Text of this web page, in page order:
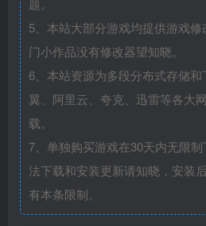
5、本站大部分游戏均提供游戏
门小作品没有修改器望知晓。
6、本站资源为多段分布式存储
翼、阿里云、夸克、迅雷等各大
载。
7、单独购买游戏在30天内无限
法下载和安装更新请知晓，安装
有本条限制。